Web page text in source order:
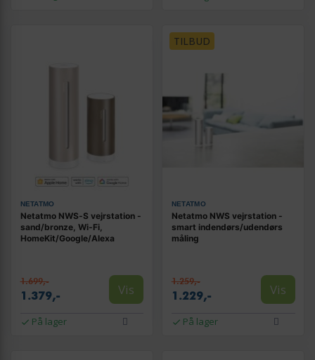
NETATMO
Netatmo NWS‑S vejrstation -
sand/bronze, Wi‑Fi,
HomeKit/Google/Alexa
1.699,-
1.379,- Vis
På lager
TILBUD
NETATMO
Netatmo NWS vejrstation -
smart indendørs/udendørs
måling
1.259,-
1.229,- Vis
På lager